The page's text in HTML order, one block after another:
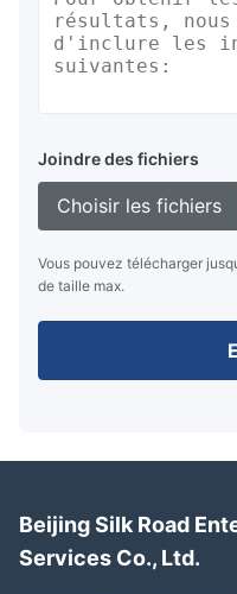
Joindre des fichiers
Choisir les fichiers
Vous pouvez télécharger
de taille max.
Beijing Silk Road
Services Co., Ltd.